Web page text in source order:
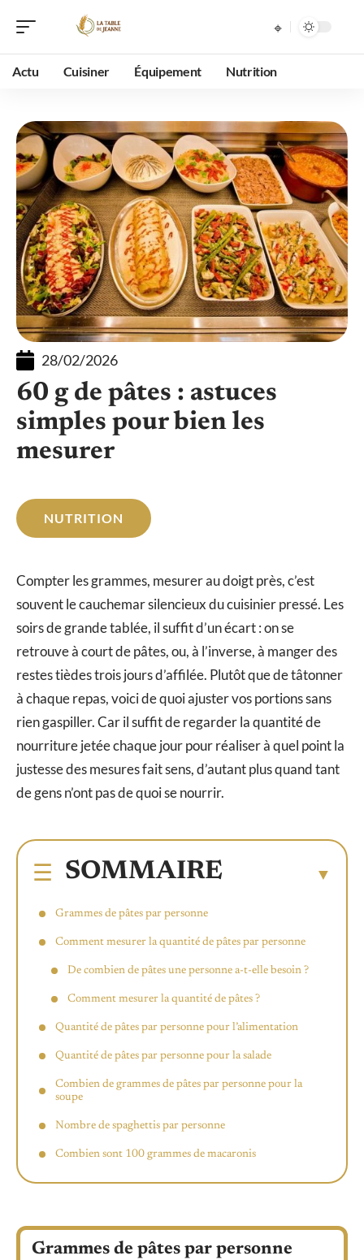
Actu Cuisiner Équipement Nutrition
28/02/2026
60 g de pâtes : astuces
simples pour bien les
mesurer
NUTRITION
Compter les grammes, mesurer au doigt près, c’est
souvent le cauchemar silencieux du cuisinier pressé. Les
soirs de grande tablée, il suffit d’un écart : on se
retrouve à court de pâtes, ou, à l’inverse, à manger des
restes tièdes trois jours d’affilée. Plutôt que de tâtonner
à chaque repas, voici de quoi ajuster vos portions sans
rien gaspiller. Car il suffit de regarder la quantité de
nourriture jetée chaque jour pour réaliser à quel point la
justesse des mesures fait sens, d’autant plus quand tant
de gens n’ont pas de quoi se nourrir.
SOMMAIRE
Grammes de pâtes par personne
Comment mesurer la quantité de pâtes par personne
De combien de pâtes une personne a-t-elle besoin ?
Comment mesurer la quantité de pâtes ?
Quantité de pâtes par personne pour l’alimentation
Quantité de pâtes par personne pour la salade
Combien de grammes de pâtes par personne pour la
soupe
Nombre de spaghettis par personne
Combien sont 100 grammes de macaronis
Grammes de pâtes par personne